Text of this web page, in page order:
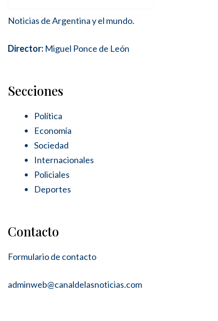
Noticias de Argentina y el mundo.
Director: Miguel Ponce de León
Secciones
Política
Economía
Sociedad
Internacionales
Policiales
Deportes
Contacto
Formulario de contacto
adminweb@canaldelasnoticias.com